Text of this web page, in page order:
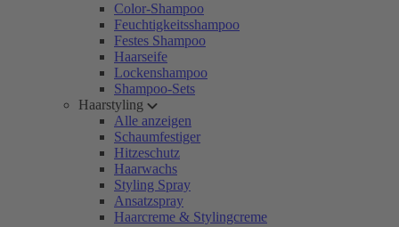
Color-Shampoo
Feuchtigkeitsshampoo
Festes Shampoo
Haarseife
Lockenshampoo
Shampoo-Sets
Haarstyling
Alle anzeigen
Schaumfestiger
Hitzeschutz
Haarwachs
Styling Spray
Ansatzspray
Haarcreme & Stylingcreme